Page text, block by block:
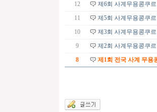
12
제6회 사계무용콩쿠
11
제5회 사계무용콩쿠
10
제3회 사계무용콩쿠
9
제2회 사계무용콩쿠
8
제1회 전국 사계 무용